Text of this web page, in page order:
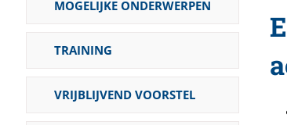
MOGELIJKE ONDERWERPEN
TRAINING
VRIJBLIJVEND VOORSTEL